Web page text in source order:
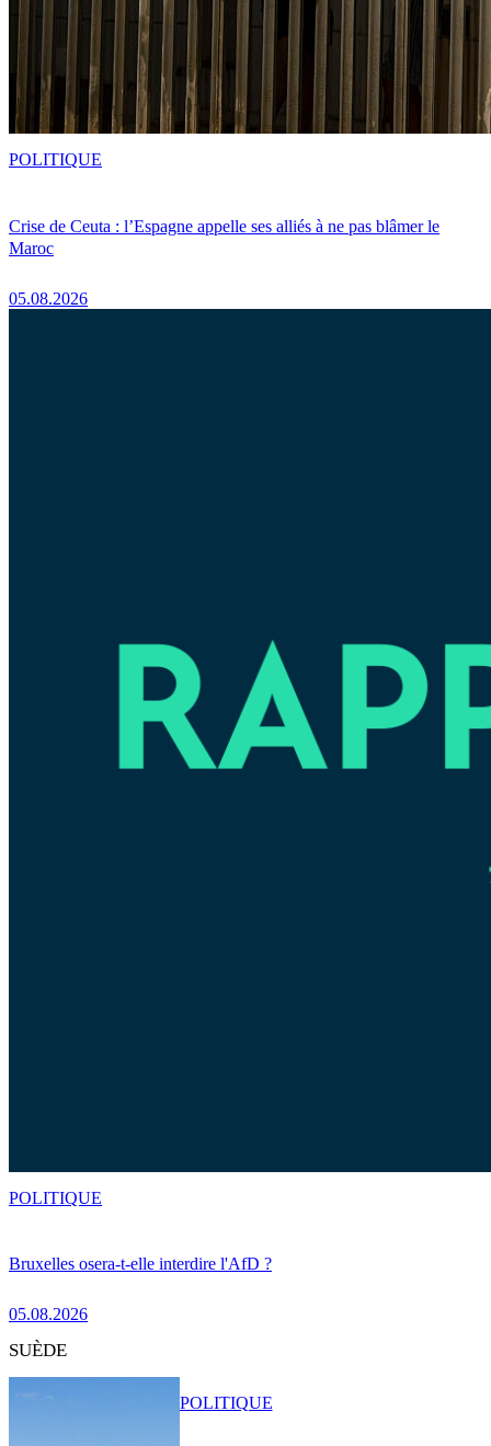
Crise de Ceuta : l’Espagne appelle ses alliés à ne pas blâmer le
Maroc
05.08.2026
POLITIQUE
Bruxelles osera-t-elle interdire l'AfD ?
05.08.2026
POLITIQUE
SUÈDE
POLITIQUE